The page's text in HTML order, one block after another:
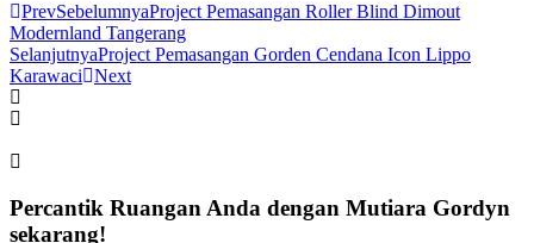
PrevSebelumnyaProject Pemasangan Roller Blind Dimout
Modernland Tangerang
SelanjutnyaProject Pemasangan Gorden Cendana Icon Lippo
Karawaci
Next
Percantik Ruangan Anda dengan Mutiara Gordyn
sekarang!